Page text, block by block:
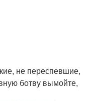
не переспевшие,
ботву вымойте,